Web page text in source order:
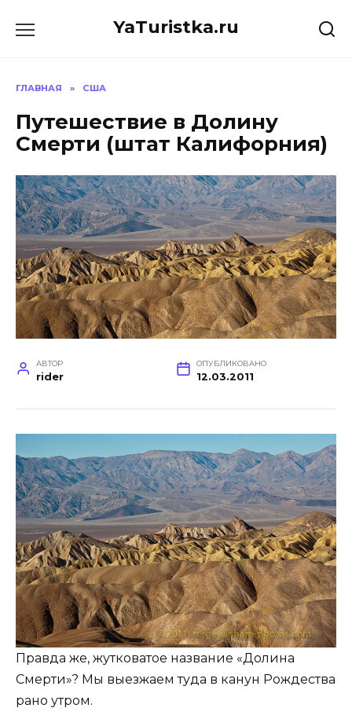
YaTuristka.ru
ГЛАВНАЯ » США
Путешествие в Долину
Смерти (штат Калифорния)
АВТОР
rider
ОПУБЛИКОВАНО
12.03.2011
Правда же, жутковатое название «Долина
Смерти»? Мы выезжаем туда в канун Рождества
рано утром.